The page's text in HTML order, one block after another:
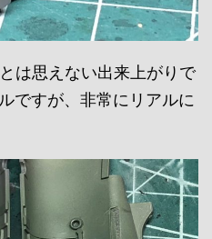
は思えない出来上がりで
ですが、非常にリアルに